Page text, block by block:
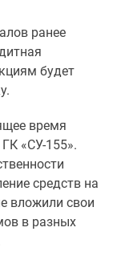
ранее
будет
время
«СУ-155».
средств на
вложили свои
в разных